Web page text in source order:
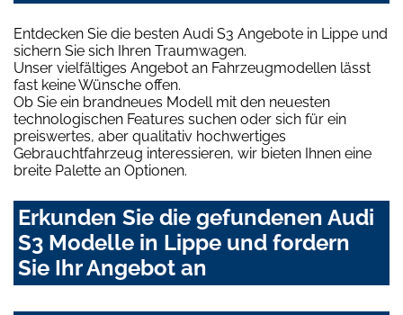
Entdecken Sie die besten Audi S3 Angebote in Lippe und
sichern Sie sich Ihren Traumwagen.
Unser vielfältiges Angebot an Fahrzeugmodellen lässt
fast keine Wünsche offen.
Ob Sie ein brandneues Modell mit den neuesten
technologischen Features suchen oder sich für ein
preiswertes, aber qualitativ hochwertiges
Gebrauchtfahrzeug interessieren, wir bieten Ihnen eine
breite Palette an Optionen.
Erkunden Sie die gefundenen Audi
S3 Modelle in Lippe und fordern
Sie Ihr Angebot an